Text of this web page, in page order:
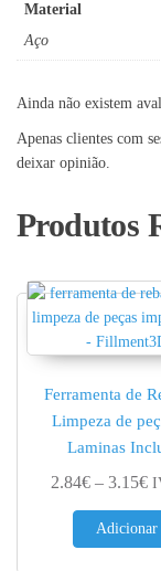
Material
Aço
Ainda não existem
Apenas clientes com
deixar opinião.
Produtos
Ferramenta de
Limpeza de
Laminas
2.84€ – 3.15€
Adicionar